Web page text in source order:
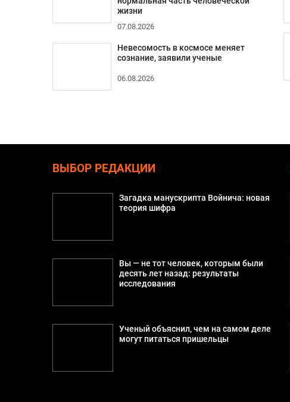
жизни
07.08.2026
Невесомость в космосе меняет
сознание, заявили ученые
06.08.2026
ВЫБОР РЕДАКЦИИ
Загадка манускрипта Войнича: новая
теория шифра
Вы — не тот человек, которым были
десять лет назад: результаты
исследования
Ученый объяснил, чем на самом деле
могут питаться пришельцы